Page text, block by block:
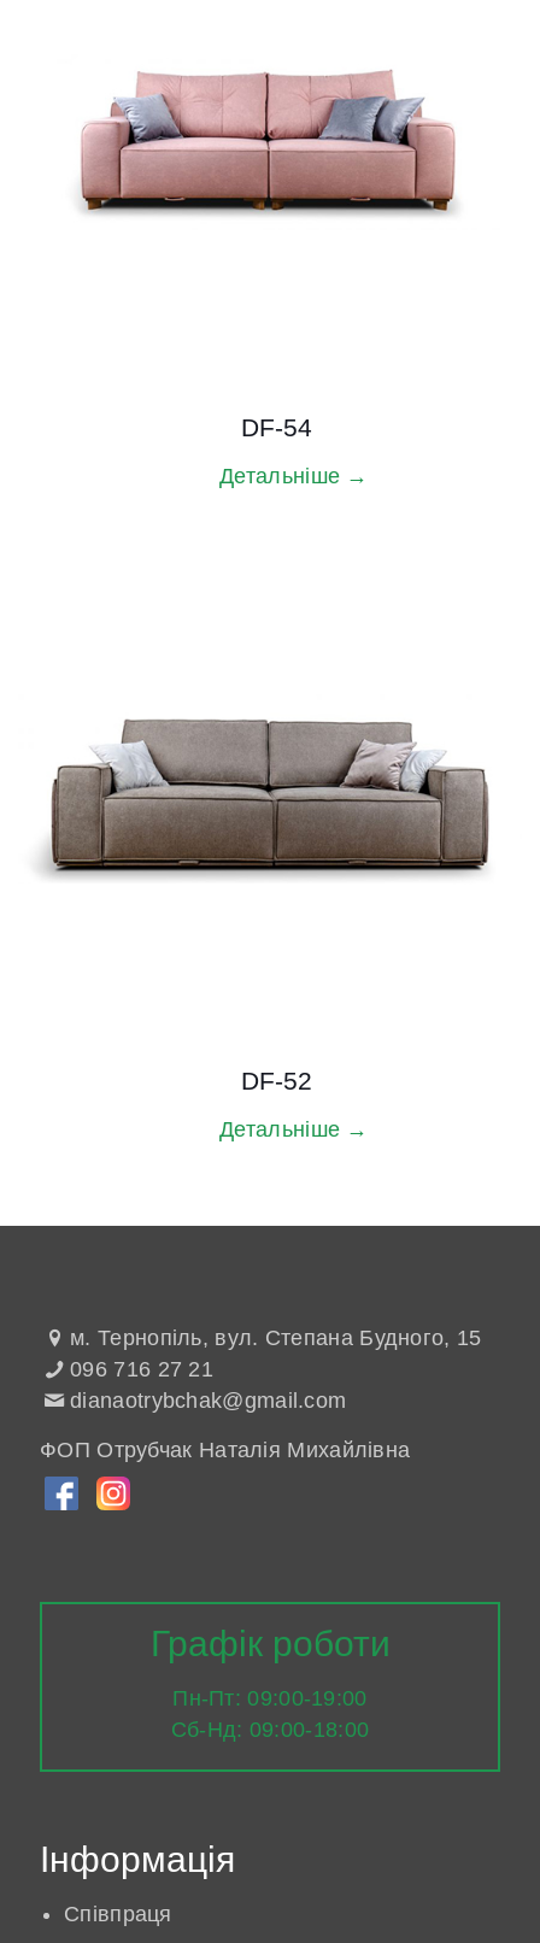
DF-54
Детальніше →
DF-52
Детальніше →
м. Тернопіль, вул. Степана Будного, 15
096 716 27 21
dianaotrybchak@gmail.com
ФОП Отрубчак Наталія Михайлівна
Графік роботи
Пн-Пт: 09:00-19:00
Сб-Нд: 09:00-18:00
Інформація
Співпраця